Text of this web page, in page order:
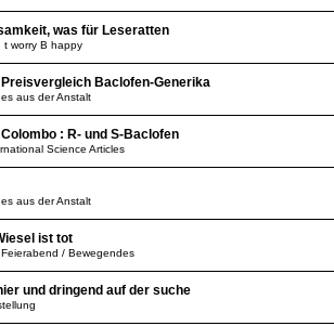
was für Leseratten
t worry B happy
Baclofen-Generika
aus der Anstalt
: R- und S-Baclofen
Science Articles
aus der Anstalt
ist tot
Feierabend / Bewegendes
und dringend auf der suche